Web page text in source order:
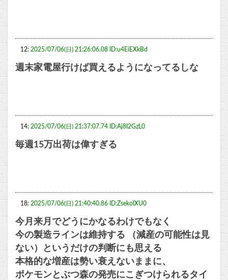
12: 2025/07/06(日) 21:26:06.08 ID:u4EiEXkBd
週末家電屋行けば買えるようになってるしな
14: 2025/07/06(日) 21:37:07.74 ID:Aj8I2GzL0
毎週15万出荷は偉すぎる
18: 2025/07/06(日) 21:40:40.86 ID:ZsekoIXU0
今月来月でどうにかなるわけでもなく
今の製造ラインは維持する （減産の可能性は見
ない）というだけの判断にも思える
本格的な増産は勢い衰えないままに、
ポケモンとぶつ森の発売にこぎつけられるタイ